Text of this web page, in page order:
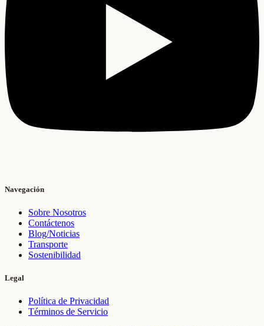
Navegación
Sobre Nosotros
Contáctenos
Blog/Noticias
Transporte
Sostenibilidad
Legal
Política de Privacidad
Términos de Servicio